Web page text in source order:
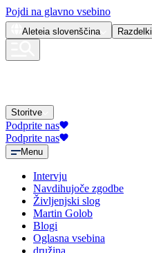
Pojdi na glavno vsebino
Aleteia slovenščina Razdelki
Storitve
Podprite nas
Podprite nas
Menu
Intervju
Navdihujoče zgodbe
Življenjski slog
Martin Golob
Blogi
Oglasna vsebina
družina